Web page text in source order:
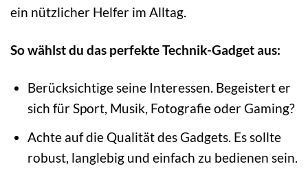
ein nützlicher Helfer im Alltag.
So wählst du das perfekte Technik-Gadget aus:
Berücksichtige seine Interessen. Begeistert er
sich für Sport, Musik, Fotografie oder Gaming?
Achte auf die Qualität des Gadgets. Es sollte
robust, langlebig und einfach zu bedienen sein.